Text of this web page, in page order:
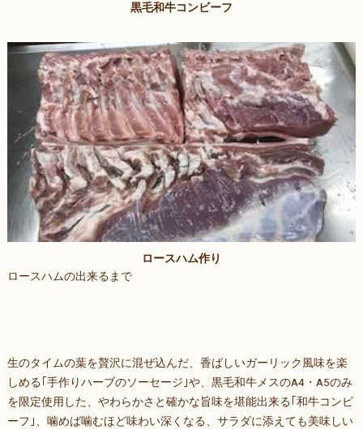
黒毛和牛コンビーフ
ロースハム作り
ロースハムの出来るまで
生のタイムの葉を贅沢に混ぜ込んだ、香ばしいガーリック風味を楽
しめる｢手作りハーブのソーセージ｣や、黒毛和牛メスのA4・A5のみ
を限定使用した、やわらかさと確かな旨味を堪能出来る｢和牛コンビ
ーフ｣、噛めば噛むほど味わい深くなる、サラダに添えても美味しい